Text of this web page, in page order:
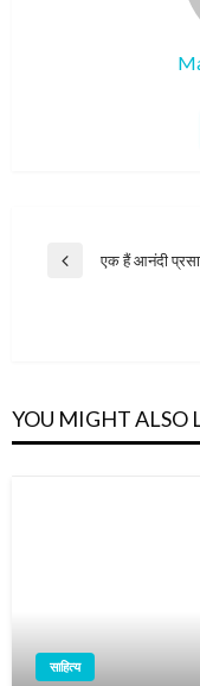
Post
Previous
एक हैं आनंदी
YOU MIGHT ALSO
साहित्य